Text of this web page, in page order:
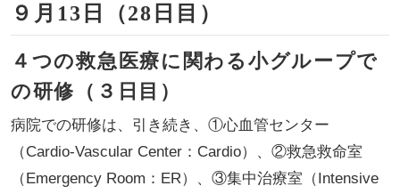
９月13日（28日目）
４つの救急医療に関わる小グループで
の研修（３日目）
病院での研修は、引き続き、①心血管センター
（Cardio-Vascular Center：Cardio）、②救急救命室
（Emergency Room：ER）、③集中治療室（Intensive